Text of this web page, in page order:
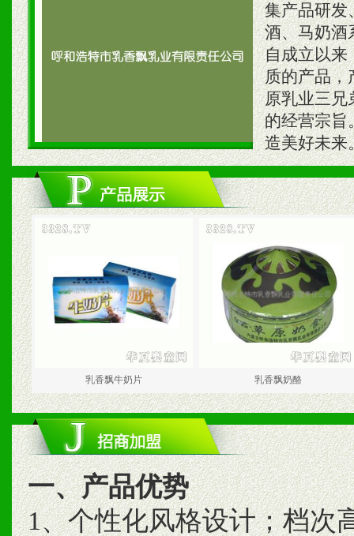
集产品研发
酒、马奶酒
自成立以来
质的产品，
原乳业三兄
的经营宗旨
造美好未来
乳香飘牛奶片 乳香飘奶酪
一、产品优势
1、个性化风格设计；档次